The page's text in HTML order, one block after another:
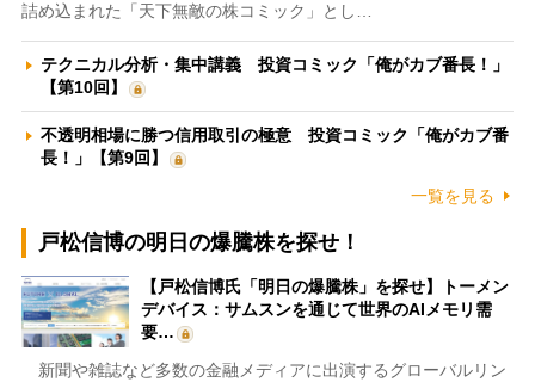
詰め込まれた「天下無敵の株コミック」とし…
テクニカル分析・集中講義 投資コミック「俺がカブ番長！」
【第10回】
不透明相場に勝つ信用取引の極意 投資コミック「俺がカブ番
長！」【第9回】
一覧を見る
戸松信博の明日の爆騰株を探せ！
【戸松信博氏「明日の爆騰株」を探せ】トーメン
デバイス：サムスンを通じて世界のAIメモリ需
要…
新聞や雑誌など多数の金融メディアに出演するグローバルリン